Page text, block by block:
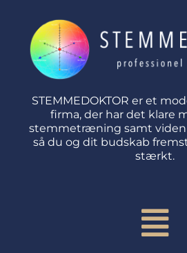
STEMMEDOKTOR er et
firma, der har det klare
stemmetræning samt
så du og dit budskab
stærkt.